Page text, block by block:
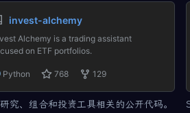
invest-alchemy
Alchemy is a trading assistant
on ETF portfolios.
Python 768 129
究、组合和投资工具相关的公开代码。